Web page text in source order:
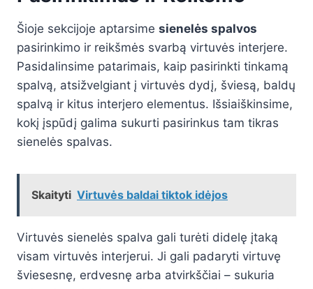
Šioje sekcijoje aptarsime sienelės spalvos
pasirinkimo ir reikšmės svarbą virtuvės interjere.
Pasidalinsime patarimais, kaip pasirinkti tinkamą
spalvą, atsižvelgiant į virtuvės dydį, šviesą, baldų
spalvą ir kitus interjero elementus. Išsiaiškinsime,
kokį įspūdį galima sukurti pasirinkus tam tikras
sienelės spalvas.
Skaityti Virtuvės baldai tiktok idėjos
Virtuvės sienelės spalva gali turėti didelę įtaką
visam virtuvės interjerui. Ji gali padaryti virtuvę
šviesesnę, erdvesnę arba atvirkščiai – sukuria